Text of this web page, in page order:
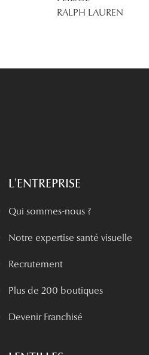
RALPH LAUREN
L'ENTREPRISE
Qui sommes-nous ?
Notre expertise santé visuelle
Recrutement
Plus de 200 boutiques
Devenir Franchisé